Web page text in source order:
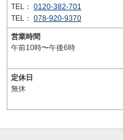
TEL： 0120-382-701
TEL： 078-920-9370
営業時間
午前10時〜午後6時
定休日
無休